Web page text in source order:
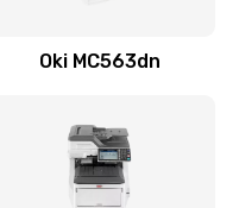
Oki MC563dn